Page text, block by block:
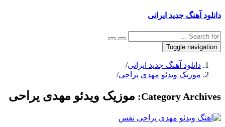
دانلود آهنگ جدید ایرانی
Toggle navigation
دانلود آهنگ جدید ایرانی/
موزیک ویدئو مهدی یراحی/
Category Archives: موزیک ویدئو مهدی یراحی